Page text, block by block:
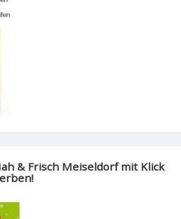
& Frisch Meiseldorf mit Klick